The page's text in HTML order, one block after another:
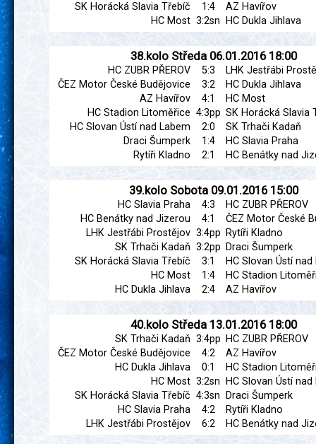
SK Horácká Slavia Třebíč
1:4
AZ Havířov
HC Most 3:2sn HC Dukla Jihlava
38.kolo Středa 06.01.2016 18:00
HC ZUBR PŘEROV 5:3
LHK Jestřábi
ČEZ Motor České Budějovice
3:2
HC Dukla Jihlava
AZ Havířov
4:1
HC Most
HC Stadion Litoměřice 4:3pp SK Horácká Slavia
HC Slovan Ústí nad Labem
2:0
SK Trhači Kadaň
Draci Šumperk
1:4
HC Slavia Praha
Rytíři Kladno
2:1 HC Benátky nad
39.kolo Sobota 09.01.2016 15:00
HC Slavia Praha 4:3
HC ZUBR PŘEROV
HC Benátky nad Jizerou
4:1
ČEZ Motor České
LHK Jestřábi Prostějov 3:4pp Rytíři Kladno
SK Trhači Kadaň 3:2pp Draci Šumperk
SK Horácká Slavia Třebíč
3:1
HC Slovan Ústí nad
HC Most
1:4
HC Stadion
HC Dukla Jihlava
2:4 AZ Havířov
40.kolo Středa 13.01.2016 18:00
SK Trhači Kadaň 3:4pp HC ZUBR PŘEROV
ČEZ Motor České Budějovice
4:2
AZ Havířov
HC Dukla Jihlava
0:1
HC Stadion
HC Most 3:2sn
HC Slovan Ústí nad
SK Horácká Slavia Třebíč 4:3sn
Draci Šumperk
HC Slavia Praha
4:2
Rytíři Kladno
LHK Jestřábi Prostějov
6:2 HC Benátky nad